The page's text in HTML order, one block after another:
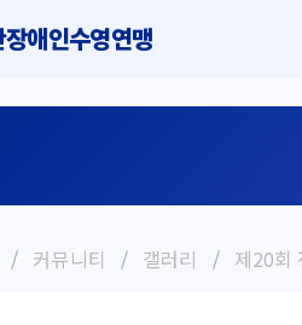
애인수영연맹
/ 커뮤니티 / 갤러리 / 제20회